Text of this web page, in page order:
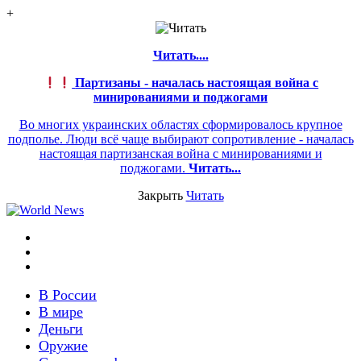
+
Читать....
Партизаны - началась настоящая война с
минированиями и поджогами
Во многих украинских областях сформировалось крупное
подполье. Люди всё чаще выбирают сопротивление - началась
настоящая партизанская война с минированиями и
поджогами. Читать...
Закрыть Читать
В России
В мире
Деньги
Оружие